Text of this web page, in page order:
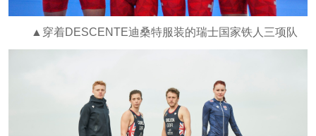
▲穿着DESCENTE迪桑特服装的瑞士国家铁人三项队